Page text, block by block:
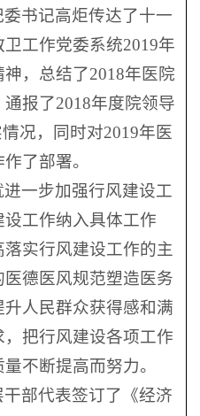
书记高炬传达了十一
工作党委系统2019年
，总结了2018年医院
报了2018年度院领导
况，同时对2019年医
了部署。
一步加强行风建设工
工作纳入具体工作
实行风建设工作的主
德医风规范塑造医务
人民群众获得感和满
把行风建设各项工作
不断提高而努力。
部代表签订了《经济